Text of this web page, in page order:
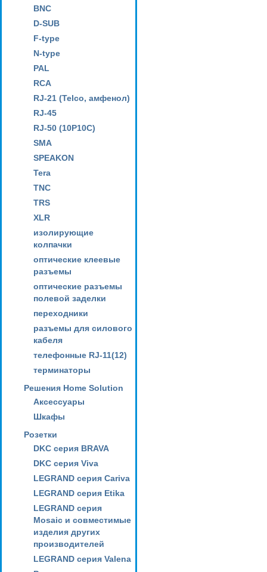
BNC
D-SUB
F-type
N-type
PAL
RCA
RJ-21 (Telco, амфенол)
RJ-45
RJ-50 (10P10C)
SMA
SPEAKON
Tera
TNC
TRS
XLR
изолирующие
колпачки
оптические клеевые
разъемы
оптические разъемы
полевой заделки
переходники
разъемы для силового
кабеля
телефонные RJ-11(12)
терминаторы
Решения Home Solution
Аксессуары
Шкафы
Розетки
DKC серия BRAVA
DKC серия Viva
LEGRAND серия Cariva
LEGRAND серия Etika
LEGRAND серия
Mosaic и совместимые
изделия других
производителей
LEGRAND серия Valena